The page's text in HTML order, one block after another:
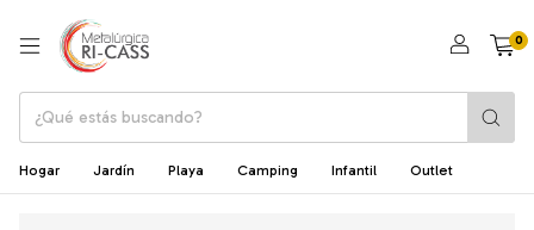
0
Hogar Jardín Playa Camping Infantil Outlet